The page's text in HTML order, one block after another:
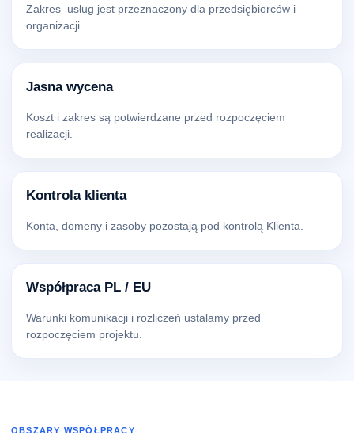
Zakres usług jest przeznaczony dla przedsiębiorców i
organizacji.
Jasna wycena
Koszt i zakres są potwierdzane przed rozpoczęciem
realizacji.
Kontrola klienta
Konta, domeny i zasoby pozostają pod kontrolą Klienta.
Współpraca PL / EU
Warunki komunikacji i rozliczeń ustalamy przed
rozpoczęciem projektu.
OBSZARY WSPÓŁPRACY